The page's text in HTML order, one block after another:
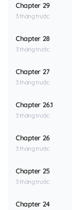
Chapter 29
3 tháng trước
Chapter 28
3 tháng trước
Chapter 27
3 tháng trước
Chapter 26.1
3 tháng trước
Chapter 26
3 tháng trước
Chapter 25
3 tháng trước
Chapter 24